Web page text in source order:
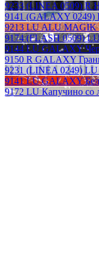
9233 (LINEA 0509) R
9141 (GALAXY 0249)
9213 LU ALU MAGIK
9174 (FLASH 0509)
9144 LU GALAXY
9150 R GALAXY
9231 (LINEA 0249) LU
9141 LU GALAXY
9172 LU Капучино со